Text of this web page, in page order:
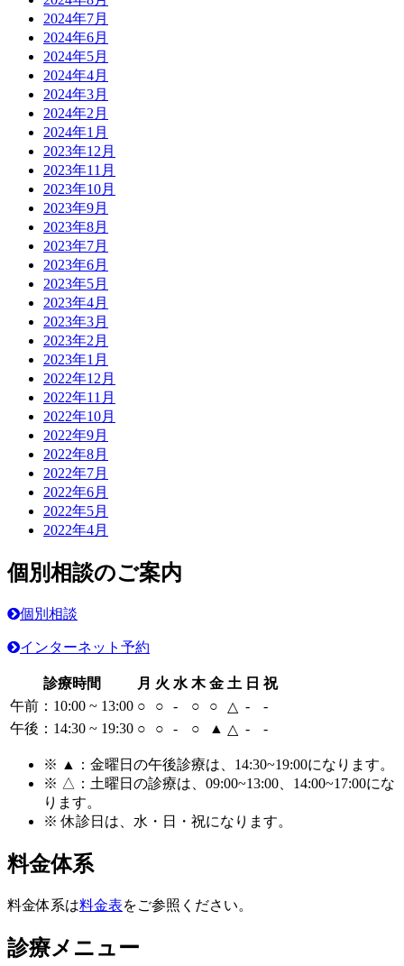
2024年7月
2024年6月
2024年5月
2024年4月
2024年3月
2024年2月
2024年1月
2023年12月
2023年11月
2023年10月
2023年9月
2023年8月
2023年7月
2023年6月
2023年5月
2023年4月
2023年3月
2023年2月
2023年1月
2022年12月
2022年11月
2022年10月
2022年9月
2022年8月
2022年7月
2022年6月
2022年5月
2022年4月
個別相談のご案内
個別相談
インターネット予約
診療時間 月 火 水 木 金 土 日 祝
午前：10:00 ~ 13:00 ○ ○ - ○ ○ △ -
-
午後：14:30 ~ 19:30 ○ ○ - ○ ▲ △ - -
※ ▲：金曜日の午後診療は、14:30~19:00になります。
※ △：土曜日の診療は、09:00~13:00、14:00~17:00にな
ります。
※ 休診日は、水・日・祝になります。
料金体系
料金体系は料金表をご参照ください。
診療メニュー